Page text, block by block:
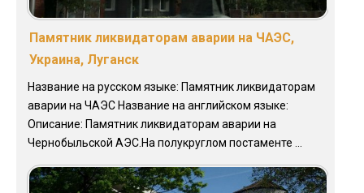
Памятник ликвидаторам аварии на ЧАЭС,
Украина, Луганск
Название на русском языке: Памятник ликвидаторам
аварии на ЧАЭС Название на английском языке:
Описание: Памятник ликвидаторам аварии на
Чернобыльской АЭС.На полукруглом постаменте ...